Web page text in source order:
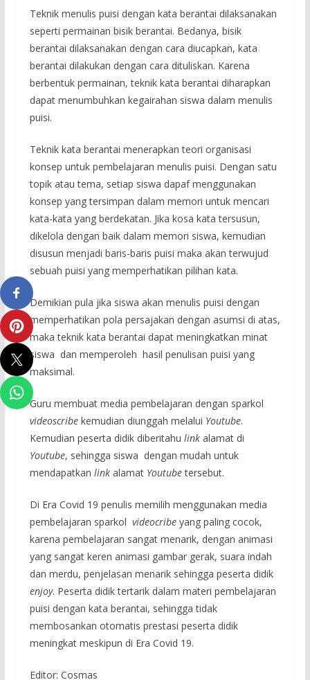
Teknik menulis puisi dengan kata berantai dilaksanakan
seperti permainan bisik berantai. Bedanya, bisik
berantai dilaksanakan dengan cara diucapkan, kata
berantai dilakukan dengan cara dituliskan. Karena
berbentuk permainan, teknik kata berantai diharapkan
dapat menumbuhkan kegairahan siswa dalam menulis
puisi.
Teknik kata berantai menerapkan teori organisasi
konsep untuk pembelajaran menulis puisi. Dengan satu
topik atau tema, setiap siswa dapaf menggunakan
konsep yang tersimpan dalam memori untuk mencari
kata-kata yang berdekatan. Jika kosa kata tersusun,
dikelola dengan baik dalam memori siswa, kemudian
disusun menjadi baris-baris puisi maka akan terwujud
sebuah puisi yang memperhatikan pilihan kata.
Demikian pula jika siswa akan menulis puisi dengan
memperhatikan pola persajakan dengan asumsi di atas,
maka teknik kata berantai dapat meningkatkan minat
siswa dan memperoleh hasil penulisan puisi yang
maksimal.
Guru membuat media pembelajaran dengan sparkol
videoscribe kemudian diunggah melalui Youtube.
Kemudian peserta didik diberitahu linkalamat di
Youtube, sehingga siswa dengan mudah untuk
mendapatkan linkalamat Youtubetersebut.
Di Era Covid 19 penulis memilih menggunakan media
pembelajaran sparkol videocribeyang paling cocok,
karena pembelajaran sangat menarik, dengan animasi
yang sangat keren animasi gambar gerak, suara indah
dan merdu, penjelasan menarik sehingga peserta didik
enjoy. Peserta didik tertarik dalam materi pembelajaran
puisi dengan kata berantai, sehingga tidak
membosankan otomatis prestasi peserta didik
meningkat meskipun di Era Covid 19.
Editor: Cosmas